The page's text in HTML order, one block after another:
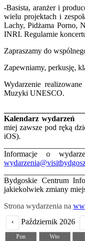
-Basista, aranżer i
wielu projektach i
Lachy, Pidżama Porno,
INRI. Regularnie
Zapraszamy do
Zapewniamy, perkusję,
Wydarzenie
Muzyki UNESCO.
Kalendarz wydarzeń
miej zawsze pod ręką
iOS).
Informacje o
Bydgoskie Centrum
jakiekolwiek zmiany
Strona wydarzenia na
‹
Październik 2026
Pon Wto